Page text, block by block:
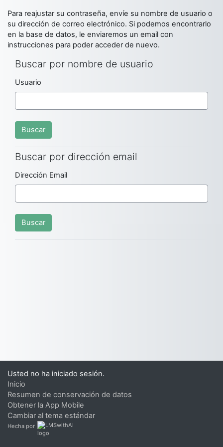
Para reajustar su contraseña, envíe su nombre de usuario o
su dirección de correo electrónico. Si podemos encontrarlo
en la base de datos, le enviaremos un email con
instrucciones para poder acceder de nuevo.
Buscar por nombre de usuario
Buscar por nombre de usuario
Usuario
Buscar por dirección email
Buscar por dirección email
Dirección Email
Usted no ha iniciado sesión.
Inicio
Resumen de conservación de datos
Obtener la App Mobile
Cambiar al tema estándar
Hecha por